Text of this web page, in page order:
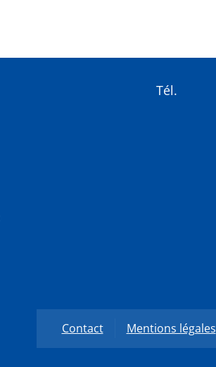
Tél.
Contact Mentions légales